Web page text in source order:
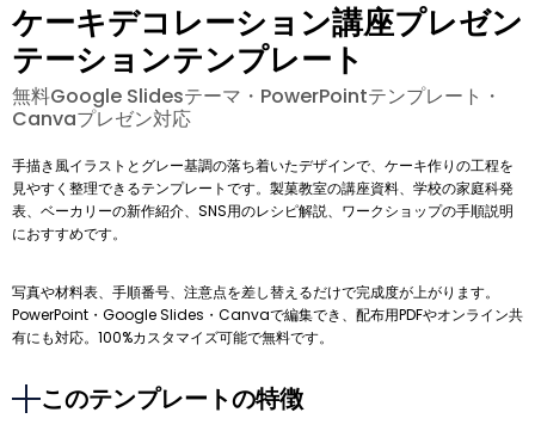
ケーキデコレーション講座プレゼン
テーションテンプレート
無料Google Slidesテーマ・PowerPointテンプレート・
Canvaプレゼン対応
手描き風イラストとグレー基調の落ち着いたデザインで、ケーキ作りの工程を
見やすく整理できるテンプレートです。製菓教室の講座資料、学校の家庭科発
表、ベーカリーの新作紹介、SNS用のレシピ解説、ワークショップの手順説明
におすすめです。
写真や材料表、手順番号、注意点を差し替えるだけで完成度が上がります。
PowerPoint・Google Slides・Canvaで編集でき、配布用PDFやオンライン共
有にも対応。100%カスタマイズ可能で無料です。
このテンプレートの特徴